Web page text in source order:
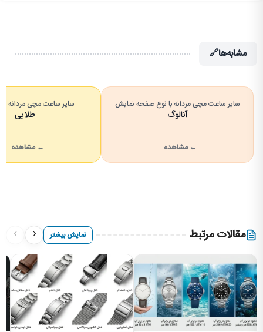
مشابه‌ها🔗
سایر ساعت مچی مردانه با نوع صفحه نمایش
آنالوگ
← مشاهده
سایر ساعت مچی مردانه با
طلایی
← مشاهده
مقالات مرتبط نمایش بیشتر ‹
›